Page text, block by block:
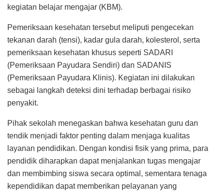
kegiatan belajar mengajar (KBM).
Pemeriksaan kesehatan tersebut meliputi pengecekan
tekanan darah (tensi), kadar gula darah, kolesterol, serta
pemeriksaan kesehatan khusus seperti SADARI
(Pemeriksaan Payudara Sendiri) dan SADANIS
(Pemeriksaan Payudara Klinis). Kegiatan ini dilakukan
sebagai langkah deteksi dini terhadap berbagai risiko
penyakit.
Pihak sekolah menegaskan bahwa kesehatan guru dan
tendik menjadi faktor penting dalam menjaga kualitas
layanan pendidikan. Dengan kondisi fisik yang prima, para
pendidik diharapkan dapat menjalankan tugas mengajar
dan membimbing siswa secara optimal, sementara tenaga
kependidikan dapat memberikan pelayanan yang